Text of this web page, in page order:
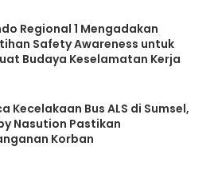
Regional 1 Mengadakan
Safety Awareness untuk
Budaya Keselamatan Kerja
Kecelakaan Bus ALS di Sumsel,
Nasution Pastikan
Korban